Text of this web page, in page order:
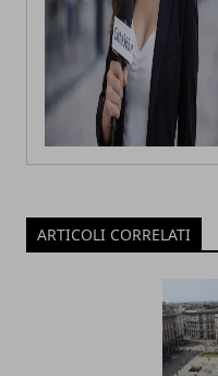
ARTICOLI CORRELATI